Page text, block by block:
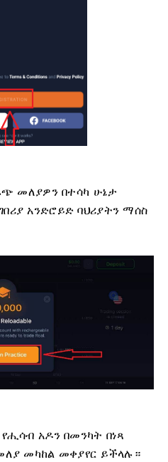
መለያዎን በተሳካ ሁኔታ
አንድሮይድ ባህሪያትን ማሰስ
አዶን በመንካት በነጻ
መካከል መቀያየር ይችላሉ።